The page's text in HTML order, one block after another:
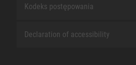
Kodeks postępowania
Declaration of accessibility